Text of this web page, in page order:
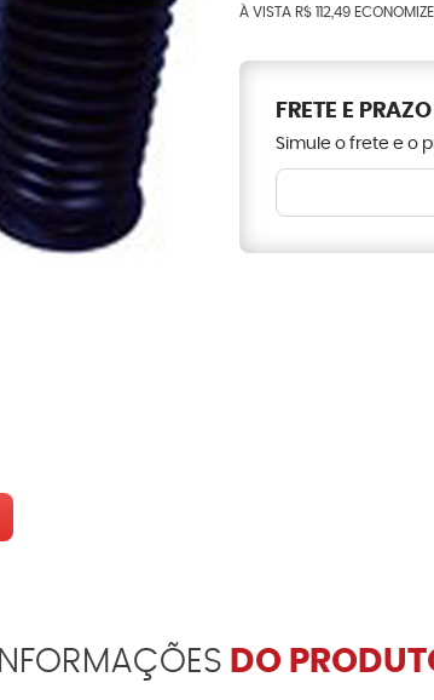
À VISTA R$ 112,49 ECONOMIZE
FRETE E PRAZO
Simule o frete e o
INFORMAÇÕES DO